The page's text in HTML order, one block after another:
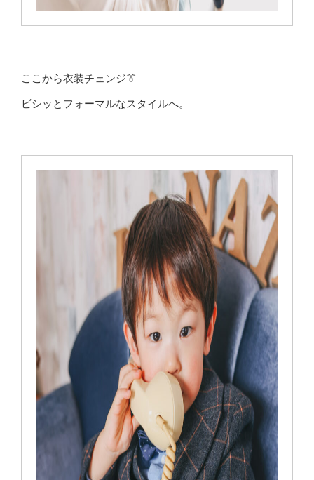
ここから衣装チェンジ👔
ビシッとフォーマルなスタイルへ。